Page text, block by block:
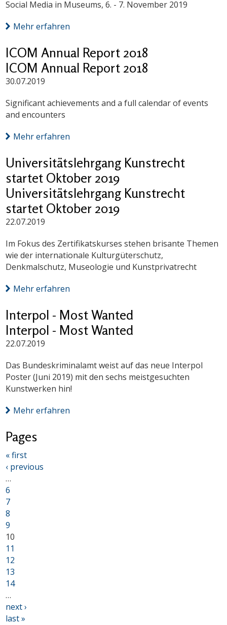
Social Media in Museums, 6. - 7. November 2019
Mehr erfahren
ICOM Annual Report 2018
ICOM Annual Report 2018
30.07.2019
Significant achievements and a full calendar of events
and encounters
Mehr erfahren
Universitätslehrgang Kunstrecht
startet Oktober 2019
Universitätslehrgang Kunstrecht
startet Oktober 2019
22.07.2019
Im Fokus des Zertifikatskurses stehen brisante Themen
wie der internationale Kulturgüterschutz,
Denkmalschutz, Museologie und Kunstprivatrecht
Mehr erfahren
Interpol - Most Wanted
Interpol - Most Wanted
22.07.2019
Das Bundeskriminalamt weist auf das neue Interpol
Poster (Juni 2019) mit den sechs meistgesuchten
Kunstwerken hin!
Mehr erfahren
Pages
« first
‹ previous
…
6
7
8
9
10
11
12
13
14
…
next ›
last »